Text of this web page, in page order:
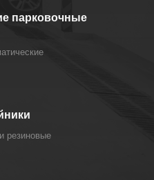
парковочные
резиновые